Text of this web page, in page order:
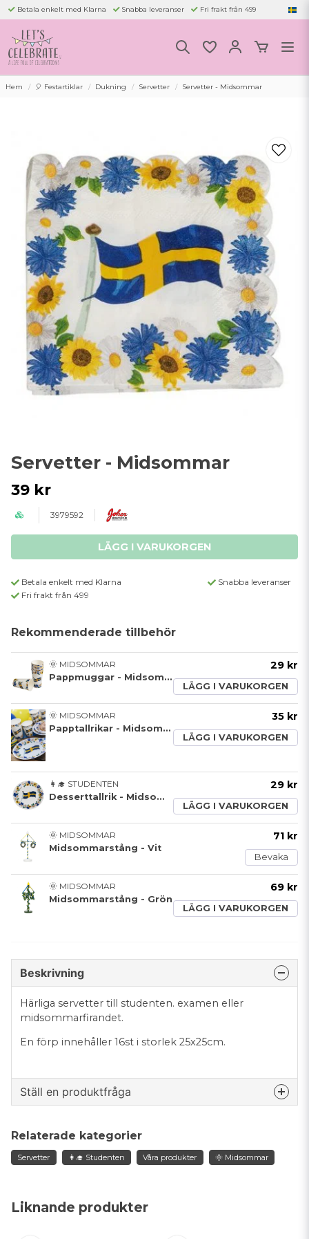
Betala enkelt med Klarna Snabba leveranser Fri frakt från 499
Hem 🎈 Festartiklar Dukning Servetter Servetter - Midsommar
Servetter - Midsommar
39 kr
3979592
LÄGG I VARUKORGEN
Betala enkelt med Klarna
Snabba leveranser
Fri frakt från 499
Rekommenderade tillbehör
🌞 MIDSOMMAR
Pappmuggar - Midsommar
29 kr
LÄGG I VARUKORGEN
🌞 MIDSOMMAR
Papptallrikar - Midsommar
35 kr
LÄGG I VARUKORGEN
👩‍🎓 STUDENTEN
Desserttallrik - Midsommar
29 kr
LÄGG I VARUKORGEN
🌞 MIDSOMMAR
Midsommarstång - Vit
71 kr
Bevaka
🌞 MIDSOMMAR
Midsommarstång - Grön
69 kr
LÄGG I VARUKORGEN
Liknande produkter
Beskrivning
Härliga servetter till studenten. examen eller
midsommarfirandet.
En förp innehåller 16st i storlek 25x25cm.
Ställ en produktfråga
Fråga oss något om denna produkten...
Relaterade kategorier
Servetter 👩‍🎓 Studenten Våra produkter 🌞 Midsommar